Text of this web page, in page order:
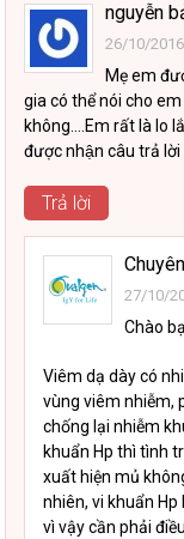
nguyễn
26/10/
Mẹ em
gia có thể nói cho
không….Em rất là lo
được nhận câu trả
Trả lời
27/10/
Chào
Viêm dạ dày có
vùng viêm nhiễm,
chống lại nhiễm
khuẩn Hp thì tình
xuất hiện mủ
nhiên, vi khuẩn
vì vậy cần phải